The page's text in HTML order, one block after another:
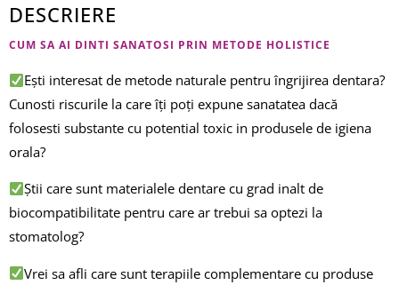
DESCRIERE
CUM SA AI DINTI SANATOSI PRIN METODE HOLISTICE
Ești interesat de metode naturale pentru îngrijirea dentara?
Cunosti riscurile la care îți poți expune sanatatea dacă
folosesti substante cu potential toxic in produsele de igiena
orala?
Știi care sunt materialele dentare cu grad inalt de
biocompatibilitate pentru care ar trebui sa optezi la
stomatolog?
Vrei sa afli care sunt terapiile complementare cu produse